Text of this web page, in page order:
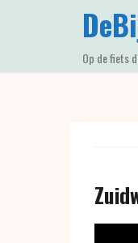
Op de fiets